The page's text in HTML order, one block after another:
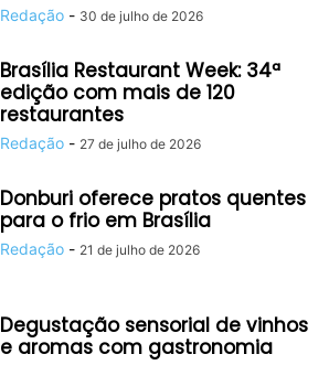
Redação - 30 de julho de 2026
Brasília Restaurant Week: 34ª
edição com mais de 120
restaurantes
Redação - 27 de julho de 2026
Donburi oferece pratos quentes
para o frio em Brasília
Redação - 21 de julho de 2026
Degustação sensorial de vinhos
e aromas com gastronomia